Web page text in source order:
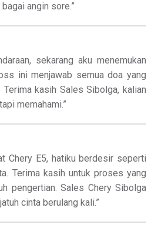
angin sore.”
sekarang aku menemukan
ini menjawab semua doa yang
Terima kasih Sales Sibolga, kalian
memahami.”
Chery E5, hatiku berdesir seperti
Terima kasih untuk proses yang
pengertian. Sales Chery Sibolga
cinta berulang kali.”